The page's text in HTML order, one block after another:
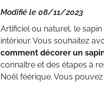
Modifié le 08/11/2023
Artificiel ou naturel, le
intérieur. Vous souhaitez
comment décorer un
connaître et des étapes à
Noël féérique. Vous